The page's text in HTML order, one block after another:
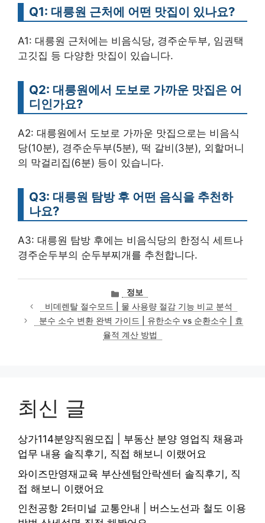
Q1: 대릉원 근처에 어떤 맛집이 있나요?
A1: 대릉원 근처에는 비음식당, 경주순두부, 임권택
고깃집 등 다양한 맛집이 있습니다.
Q2: 대릉원에서 도보로 가까운 맛집은 어
디인가요?
A2: 대릉원에서 도보로 가까운 맛집으로는 비음식
당(10분), 경주순두부(5분), 떡 갈비(3분), 외할머니
의 막걸리집(6분) 등이 있습니다.
Q3: 대릉원 탐방 후 어떤 음식을 추천하
나요?
A3: 대릉원 탐방 후에는 비음식당의 한정식 세트나
경주순두부의 순두부찌개를 추천합니다.
카
테
고
리
정보
비데렌탈 절수모드 | 물 사용량 절감 기능 비교 분석
분수 소수 변환 완벽 가이드 | 유한소수 vs 순환소수 | 효
율적 계산 방법
최신 글
상가114분양직원모집 | 부동산 분양 영업직 채용과
업무 내용 솔직후기, 직접 해보니 이랬어요
와이즈만영재교육 부산센텀안락센터 솔직후기, 직
접 해보니 이랬어요
인천공항 2터미널 교통안내 | 버스노선과 철도 이용